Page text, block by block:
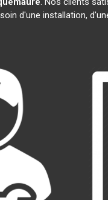
d'une installation,